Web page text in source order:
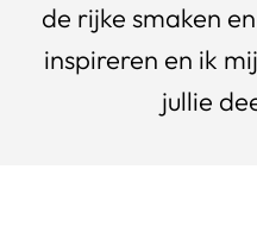
de rijke smaken
inspireren en ik
jullie